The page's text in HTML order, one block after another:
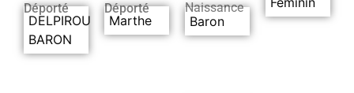
Déporté
DELPIROU
BARON
Déporté
Marthe
Naissance
Baron